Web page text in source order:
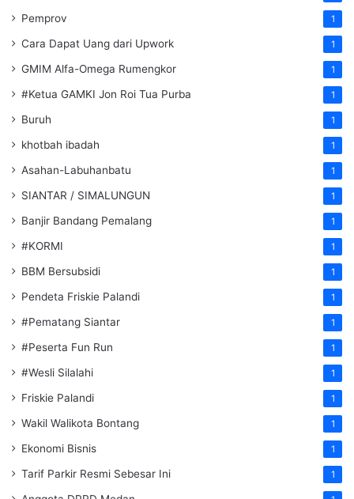
Pemprov 1
Cara Dapat Uang dari Upwork 1
GMIM Alfa-Omega Rumengkor 1
#Ketua GAMKI Jon Roi Tua Purba 1
Buruh 1
khotbah ibadah 1
Asahan-Labuhanbatu 1
SIANTAR / SIMALUNGUN 1
Banjir Bandang Pemalang 1
#KORMI 1
BBM Bersubsidi 1
Pendeta Friskie Palandi 1
#Pematang Siantar 1
#Peserta Fun Run 1
#Wesli Silalahi 1
Friskie Palandi 1
Wakil Walikota Bontang 1
Ekonomi Bisnis 1
Tarif Parkir Resmi Sebesar Ini 1